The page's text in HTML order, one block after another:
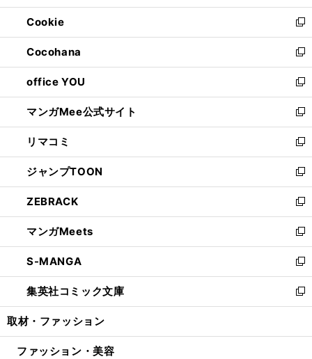
開
く
ウ
で
開
く
ン
ド
ウ
で
開
く
ウ
ィ
ン
ド
ウ
で
開
く
Cookie
新
し
い
ウ
ィ
ン
ド
ウ
で
開
く
Cocohana
新
し
い
ウ
ィ
ン
ド
ウ
で
開
く
office YOU
新
し
い
ウ
ィ
ン
ド
ウ
で
開
く
マンガMee公式サイト
新
し
い
ウ
ィ
ン
ド
ウ
で
開
く
リマコミ
新
し
い
ウ
ィ
ン
ド
ウ
で
開
く
ジャンプTOON
新
し
い
ウ
ィ
ン
ド
ウ
で
開
ZEBRACK
新
し
い
ウ
ィ
ン
ド
ウ
開
マンガMeets
新
し
い
ウ
ィ
ン
ウ
S-MANGA
新
し
い
ウ
ン
集英社コミック文庫
新
し
ウ
取材・ファッション
ファッション・美容